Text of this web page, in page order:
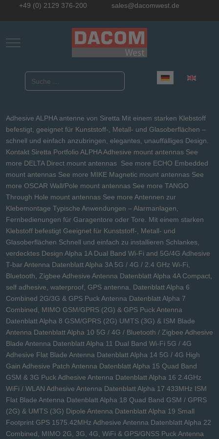
+49 (0) 2129 376-200 sales@dacomwest.de
Mobile Menu Toggle
Sprache auswählen
Adhesive ALPHA antenne von Siretta Mit einem starken Klebstoff
befestigt, geeignet für Kunststoff-, Metall- und Glasoberflächen –
schnell und einfach anzubringen, elegantes, unauffälliges Design.
Kontakt Siretta Portfolio ALPHA Adhesive mount antennas See
more DELTA Direct mount antennas See more ECHO Embedded
mount antennas See more MIKE Magnetic mount antennas See
more OSCAR Wall/Pole mount antennas See more TANGO
Through Hole mount antennas See more Antennen zur
Klebemontage Typische Anwendungen – Alarmanlagen,
Fernbedienungen für Garagentore oder Tore. Mit einem starken
Klebstoff befestigt Geeignet für Kunststoff-, Metall- und
Glasoberflächen Schnell und einfach zu installieren Schlankes,
verdecktes Design Alpha 1A Dual Band Wi-Fi and 5G/4G Adhesive
T-bar Antenna Datenblatt Alpha 3A 5G / 4G / 2.4 GHz Wi-Fi,
Bluetooth, Zigbee Adhesive Antenna Datenblatt Alpha 4A Compact,
self adhesive, waterproof, GPS antenna. Datenblatt Alpha 6
Combined 2G/3G & GPS Puck Antenna Datenblatt Alpha 7
Combined, MIMO GSM/GPRS (2G) & GPS Puck Antenna
Datenblatt Alpha 8 GSM/GPRS (2G) UMTS (3G) & ISM Blade
Antenna Datenblatt Alpha 10 5G / 4G / Bluetooth / Zigbee Adhesive
Blade Antenna Datenblatt Alpha 11 Dual Band Wi-Fi 5G / 4G
Adhesive Flat Blade Antenna Datenblatt Alpha 14 5G / 4G High
Gain Adhesive Patch Antenna Datenblatt Alpha 15 Quad Band
GSM & 3G Puck Adhesive Antenna Datenblatt Alpha 16 2.4GHz
WiFi / WLAN Adhesive Antenna Datenblatt Alpha 17 433MHz ISM
Flat Blade Antenna Datenblatt Alpha 18 Quad Band GSM / GPRS
(2G) & UMTS (3G) Dipole Antenna Datenblatt Alpha 19 Small
Footprint GPS 1575.42MHz Adhesive Antenna Datenblatt Alpha 22
Combined, MIMO 2G, 3G, 4G, WiFi & GPS/GNSS Puck Antenna